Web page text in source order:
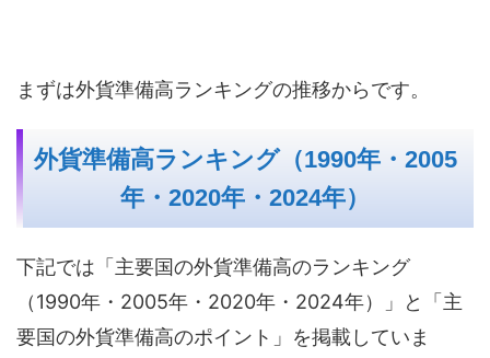
まずは外貨準備高ランキングの推移からです。
外貨準備高ランキング（1990年・2005
年・2020年・2024年）
下記では「主要国の外貨準備高のランキング
（1990年・2005年・2020年・2024年）」と「主
要国の外貨準備高のポイント」を掲載していま